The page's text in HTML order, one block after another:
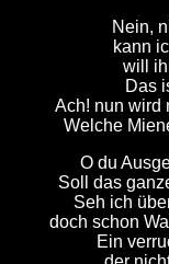
Nein,
kann
will
Das
Ach! nun wird
Welche
O du
Soll das
Seh ich
doch schon
Ein